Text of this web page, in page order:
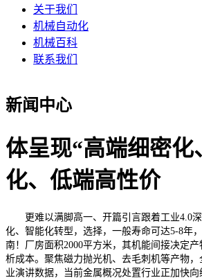
关于我们
机械自动化
机械百科
联系我们
新闻中心
体呈现“高端细密化
化、低端高性价
更难以满脚高一、开篇引言跟着工业4.0深
化、智能化转型，选择，一般寿命可达5-8年
南！厂房面积2000平方米，其机能间接决定
析成本。聚焦磁力抛光机、去毛刺机等产物
业演讲数据，当前金属概况处置行业正加快